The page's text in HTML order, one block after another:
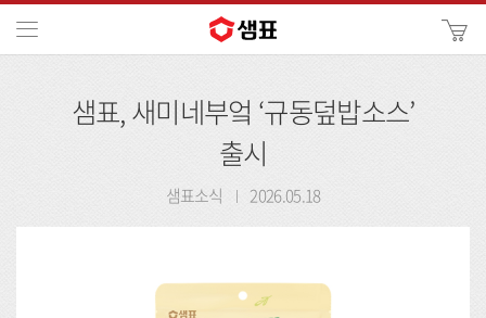
색
샘표, 새미네부엌 ‘규동덮밥소스’
출시
샘표소식 2026.05.18